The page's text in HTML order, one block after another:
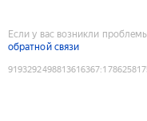
Если у вас возникли
обратной связи
9193292498813616367: